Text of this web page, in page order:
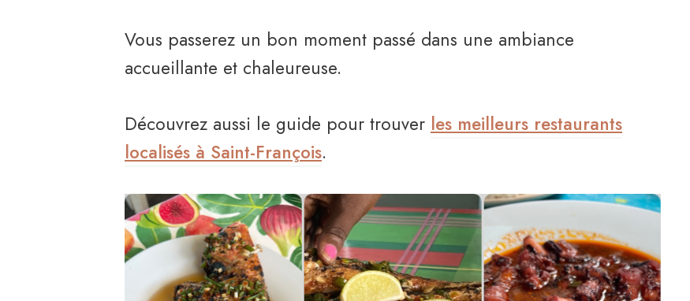
Vous passerez un bon moment passé dans une ambiance
accueillante et chaleureuse.
Découvrez aussi le guide pour trouver les meilleurs restaurants
localisés à Saint-François.